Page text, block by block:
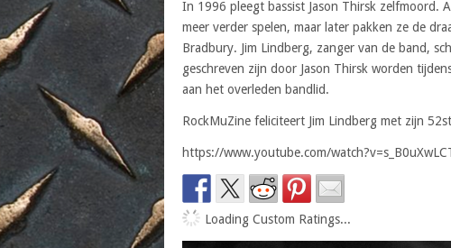
In 1996 pleegt bassist Jason Thirsk zelfmoord.
meer verder spelen, maar later pakken ze de
Bradbury. Jim Lindberg, zanger van de band,
geschreven zijn door Jason Thirsk worden
aan het overleden bandlid.
RockMuZine feliciteert Jim Lindberg met zijn
https://www.youtube.com/
Loading Custom Ratings...